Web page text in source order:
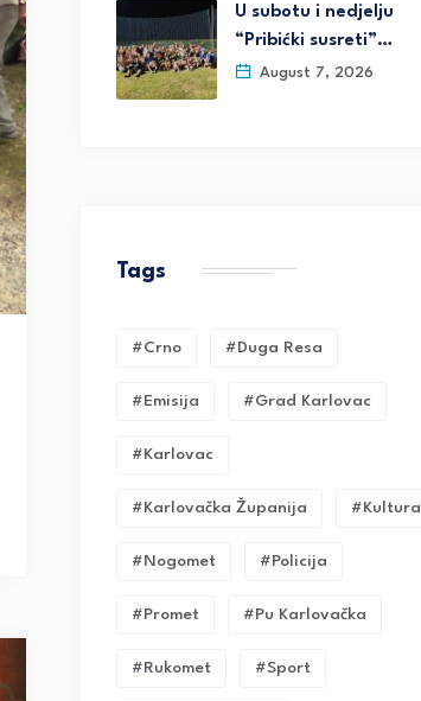
U subotu i nedjelju
“Pribićki susreti”…
August 7, 2026
Tags
#crno #duga Resa
#emisija #grad Karlovac
#karlovac
#karlovačka Županija #kultura
#nogomet #policija
#promet #pu Karlovačka
#rukomet #sport